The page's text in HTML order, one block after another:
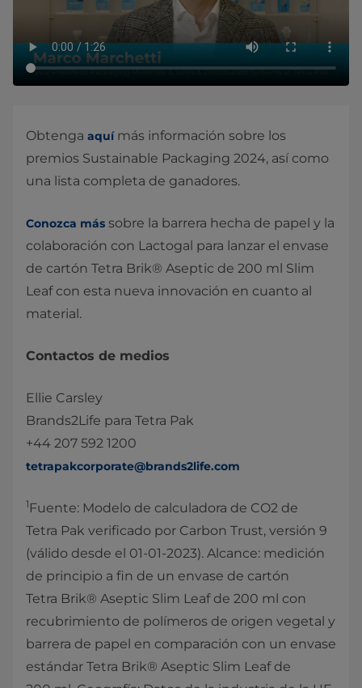
Obtenga aquímás información sobre los
premios Sustainable Packaging 2024, así como
una lista completa de ganadores.
Conozca más sobre la barrera hecha de papel y la
colaboración con Lactogal para lanzar el envase
de cartón Tetra Brik® Aseptic de 200 ml Slim
Leaf con esta nueva innovación en cuanto al
material.
Contactos de medios
Ellie Carsley
Brands2Life para Tetra Pak
+44 207 592 1200
tetrapakcorporate@brands2life.com
1 Fuente: Modelo de calculadora de CO2 de
Tetra Pak verificado por Carbon Trust, versión 9
(válido desde el 01-01-2023). Alcance: medición
de principio a fin de un envase de cartón
Tetra Brik® Aseptic Slim Leaf de 200 ml con
recubrimiento de polímeros de origen vegetal y
barrera de papel en comparación con un envase
estándar Tetra Brik® Aseptic Slim Leaf de